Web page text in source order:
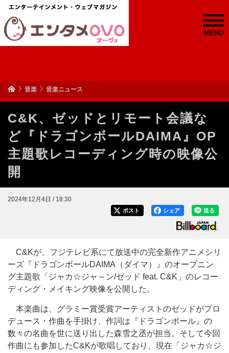
MENU
音楽 音楽ニュース
C&K、ゼッドとリモート会議な
ど『ドラゴンボールDAIMA』OP
主題歌レコーディング時の映像公
開
2024年12月4日 / 18:30
送る
シェア
ポスト
C&Kが、フジテレビ系にて放送中の完全新作アニメシリ
ーズ『ドラゴンボールDAIMA（ダイマ）』のオープニン
グ主題歌「ジャカ☆ジャ～ン/ゼッド feat. C&K」のレコー
ディング・メイキング映像を公開した。
本楽曲は、グラミー賞受賞アーティストのゼッドがプロ
デュース・作曲を手掛け、作詞は『ドラゴンボール』の
数々の名曲を世に送り出した森雪之丞が担当。そして今回
作曲にも参加したC&Kが歌唱しており、現在「ジャカ☆ジ